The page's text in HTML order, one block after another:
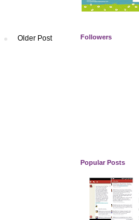
Older Post Followers
Popular Posts